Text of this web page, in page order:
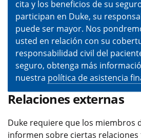
cita y los beneficios de su
participan en Duke, su
puede ser mayor. Nos
usted en relación con su
responsabilidad civil del
seguro, obtenga más
nuestra política de asistencia
Relaciones externas
Duke requiere que los miembros
informen sobre ciertas